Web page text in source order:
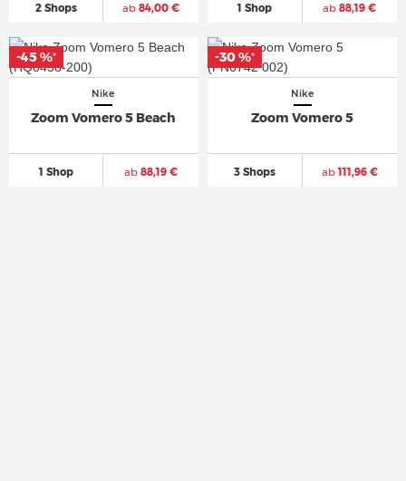
2 Shops ab84,00 € 1 Shop ab 88,19 €
Nike
Zoom Vomero 5 Beach
1 Shop ab88,19 €
-45 %*
-45 %*
Nike
Zoom Vomero 5
3 Shops ab111,96 €
-30 %*
-30 %*